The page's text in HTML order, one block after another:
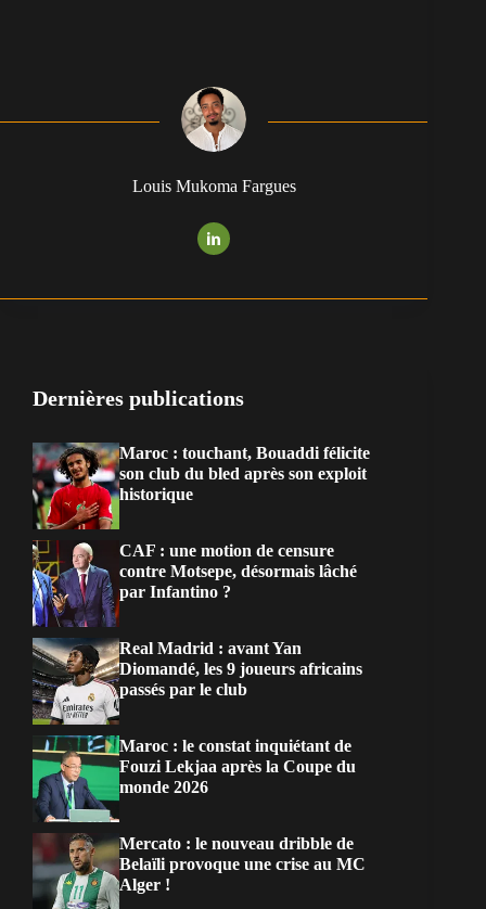
Louis Mukoma Fargues
Dernières publications
Maroc : touchant, Bouaddi félicite
son club du bled après son exploit
historique
CAF : une motion de censure
contre Motsepe, désormais lâché
par Infantino ?
Real Madrid : avant Yan
Diomandé, les 9 joueurs africains
passés par le club
Maroc : le constat inquiétant de
Fouzi Lekjaa après la Coupe du
monde 2026
Mercato : le nouveau dribble de
Belaïli provoque une crise au MC
Alger !